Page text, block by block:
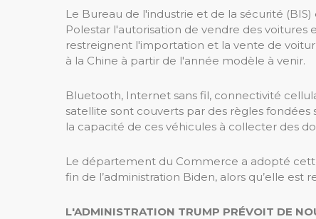
Le Bureau de l'industrie et de la sécurité
Polestar l'autorisation de vendre des voitures
restreignent l'importation et la vente de
à la Chine à partir de l'année modèle à venir.
Bluetooth, Internet sans fil, connectivité
satellite sont couverts par des règles
la capacité de ces véhicules à collecter des
Le département du Commerce a adopté
fin de l’administration Biden, alors qu’elle
L'ADMINISTRATION TRUMP PRÉVOIT DE